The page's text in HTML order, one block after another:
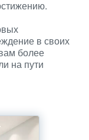
в своих
более
на пути